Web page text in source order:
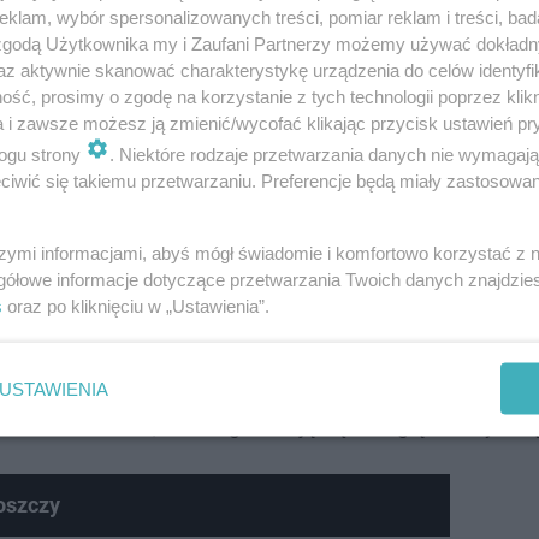
miało korzyść, bo tylko nadwyżka będzie obciążona
prądu.
będzie wiązało się z obniżką ceny energii - powiedział
zostaniedopłata do prądu
domowe, które ogrzewają się energią elektryczną.
wybór spersonalizowanych treści, pomiar reklam i treści,
Użytkownika my i Zaufani Partnerzy możemy używać
aktywnie skanować charakterystykę urządzenia do celów
prosimy o zgodę na korzystanie z tych technologii poprzez
i zawsze możesz ją zmienić/wycofać klikając przycisk ustawień
strony
. Niektóre rodzaje przetwarzania danych nie
się takiemu przetwarzaniu. Preferencje będą miały
informacjami, abyś mógł świadomie i komfortowo korzystać z
informacje dotyczące przetwarzania Twoich danych
oraz po kliknięciu w „Ustawienia”.
USTAWIENIA